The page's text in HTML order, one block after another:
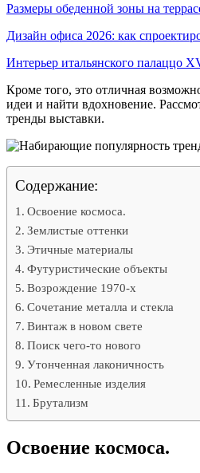
Размеры обеденной зоны на
Дизайн офиса 2026: как
Интерьер итальянского палаццо
Кроме того, это отличная
идеи и найти вдохновение.
тренды выставки.
Содержание:
Освоение космоса.
Землистые оттенки
Этичные материалы
Футуристические объекты
Возрождение 1970-х
Сочетание металла и стекла
Винтаж в новом свете
Поиск чего-то нового
Утонченная лаконичность
Ремесленные изделия
Брутализм
Освоение космоса.